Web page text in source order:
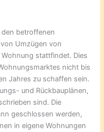
betroffenen
Umzügen von
stattfindet. Dies
nicht bis
Jahres zu schaffen sein.
und Rückbauplänen,
sind. Die
geschlossen werden,
in eigene Wohnungen